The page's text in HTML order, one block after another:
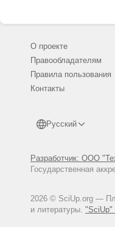
О проекте
Правообладателям
Правила пользования
Контакты
Русский
Разработчик: ООО
Государственная
2026 © SciUp.org —
и литературы. "SciUp"